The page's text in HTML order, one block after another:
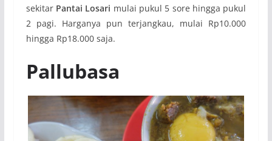
sekitar Pantai Losari mulai pukul 5 sore hingga pukul
2 pagi. Harganya pun terjangkau, mulai Rp10.000
hingga Rp18.000 saja.
Pallubasa